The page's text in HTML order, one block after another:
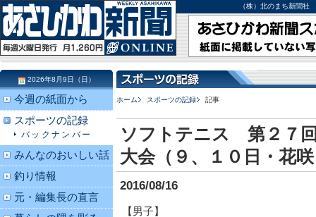
（株）北のまち新聞
ホーム スポーツの記録 記事
ソフトテニス 第２７
大会（９、１０日・花
2016/08/16
【男子】
2026年8月9日（日）
今週の紙面から
スポーツの記録
バックナンバー
みんなのおいしい話
釣り情報
元・編集長の直言